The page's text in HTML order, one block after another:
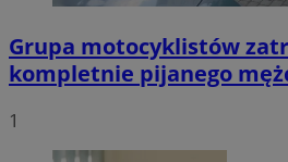
Grupa motocyklistów
kompletnie pijanego
1